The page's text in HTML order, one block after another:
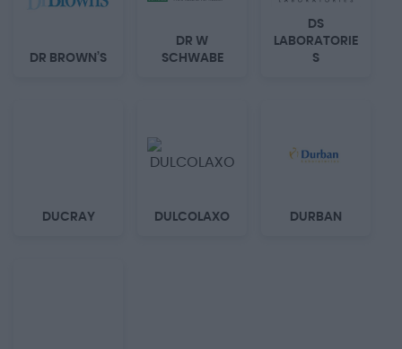
DR BROWN’S
DR W
SCHWABE
DS
LABORATORIE
S
DUCRAY DULCOLAXO DURBAN